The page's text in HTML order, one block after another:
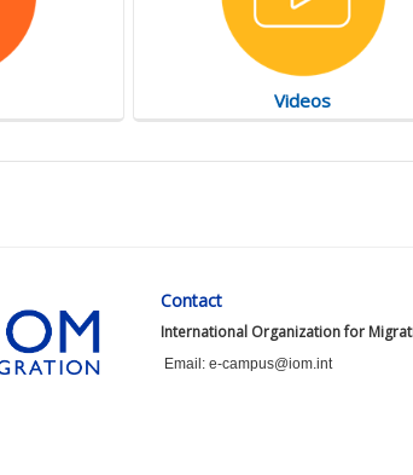
Videos
Contact
International Organization for
Email: e-campus@iom.int